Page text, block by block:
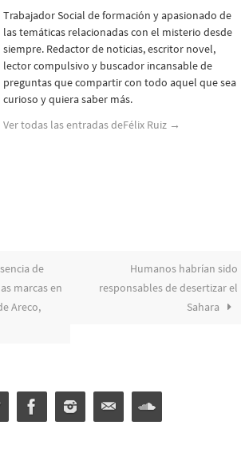
Trabajador Social de formación y apasionado de
las temáticas relacionadas con el misterio desde
siempre. Redactor de noticias, escritor novel,
lector compulsivo y buscador incansable de
preguntas que compartir con todo aquel que sea
curioso y quiera saber más.
Ver todas las entradas deFélix Ruiz →
de
marcas en
Areco,
Humanos habrían sido
responsables de desertizar el
Sahara